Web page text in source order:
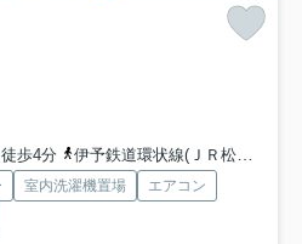
歩4分
伊予鉄道環状線(ＪＲ松山駅経由)「萱町六丁目」駅 徒歩7分
室内洗濯機置場
エアコン